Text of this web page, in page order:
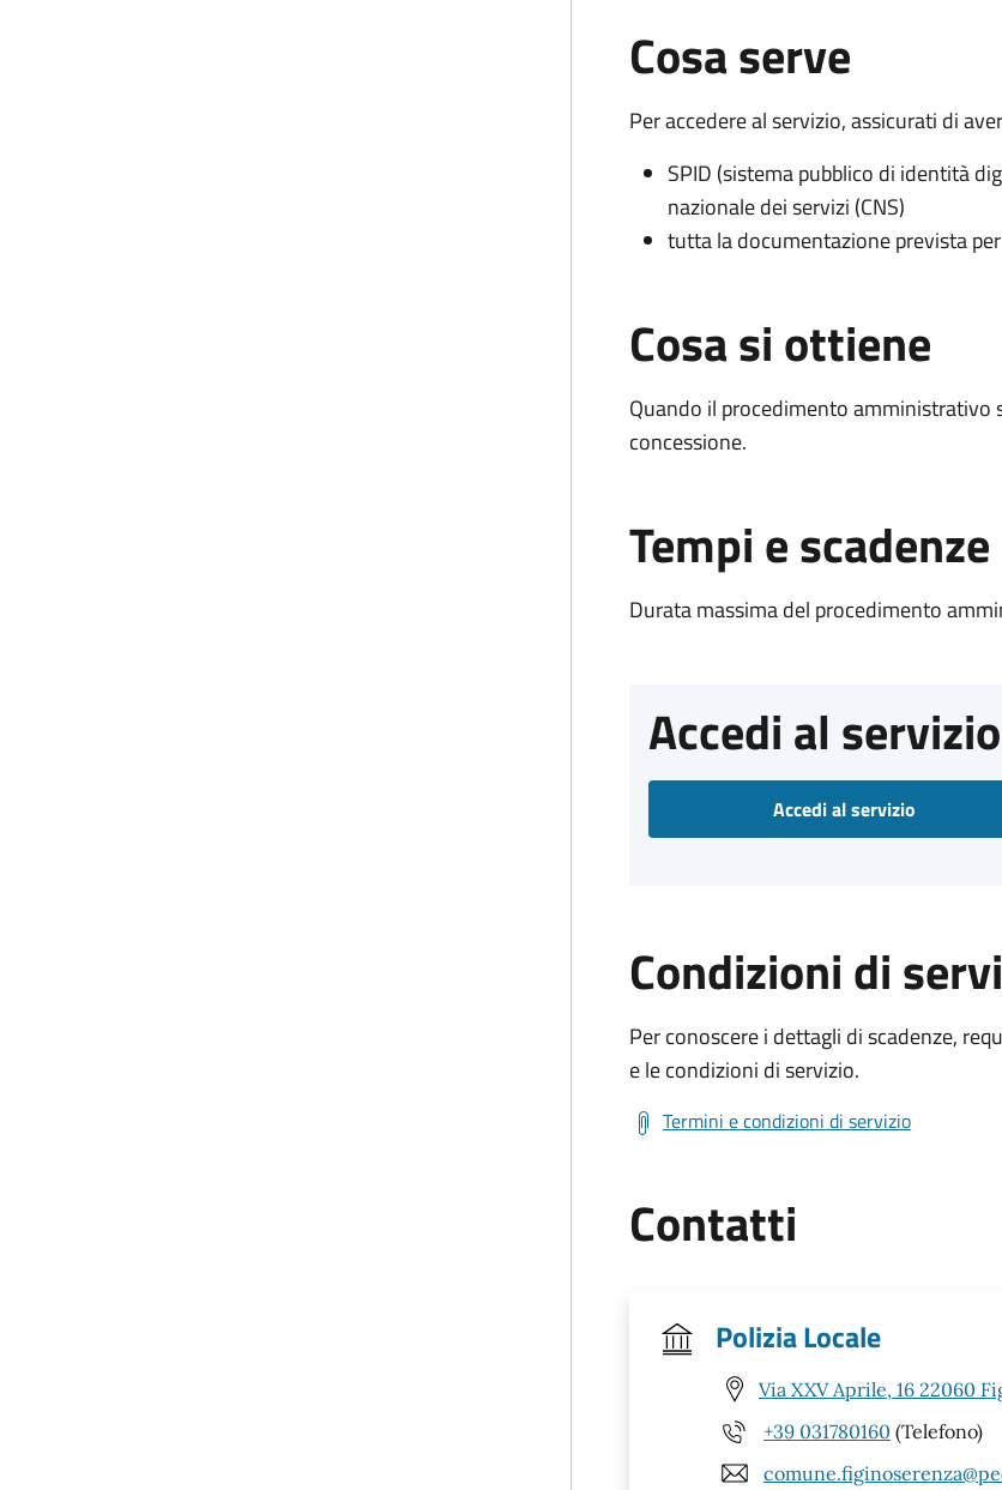
Cosa serve
Per accedere al servizio, assicurati di
SPID (sistema pubblico di identità
nazionale dei servizi (CNS)
tutta la documentazione prevista
Cosa si ottiene
Quando il procedimento
concessione.
Tempi e scadenze
Durata massima del procedimento
Accedi al servizio
Accedi al servizio
Condizioni di
Per conoscere i dettagli di scadenze,
e le condizioni di servizio.
Termini e condizioni di servizio
Contatti
Polizia Locale
Via XXV Aprile, 16 22060
+39 031780160 (Telefono)